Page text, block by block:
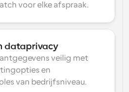
voor elke afspraak.
dataprivacy
veilig met
en
van bedrijfsniveau.